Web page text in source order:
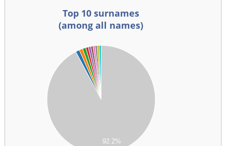
Top 10 surnames
(among all names)
92.2%